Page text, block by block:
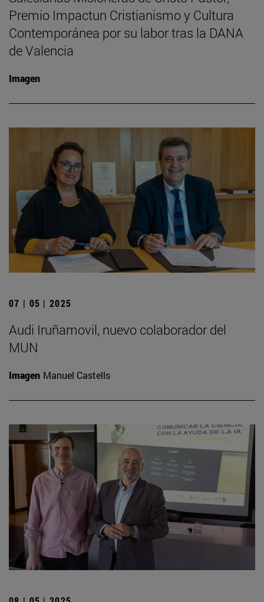
Premio Impactun Cristianismo y Cultura
Contemporánea por su labor tras la DANA
de Valencia
Imagen
07 | 05 | 2025
Audi Iruñamovil, nuevo colaborador del
MUN
Imagen Manuel Castells